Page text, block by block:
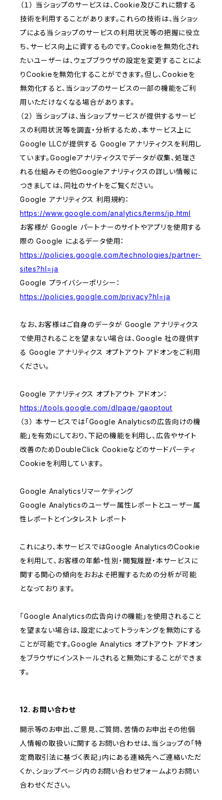
（１） 当ショップのサービスは、Cookie及びこれに類する
技術を利用することがあります。これらの技術は、当ショッ
プによる当ショップのサービスの利用状況等の把握に役立
ち、サービス向上に資するものです。Cookieを無効化され
たいユーザーは、ウェブブラウザの設定を変更することによ
りCookieを無効化することができます。但し、Cookieを
無効化すると、当ショップのサービスの一部の機能をご利
用いただけなくなる場合があります。
（２） 当ショップは、当ショップサービスが提供するサービ
スの利用状況等を調査・分析するため、本サービス上に
Google LLCが提供する Google アナリティクスを利用し
ています。Googleアナリティクスでデータが収集、処理さ
れる仕組みその他Googleアナリティクスの詳しい情報に
つきましては、同社のサイトをご覧ください。
Google アナリティクス 利用規約：
https://www.google.com/analytics/terms/jp.html
お客様が Google パートナーのサイトやアプリを使用する
際の Google によるデータ使用：
https://policies.google.com/technologies/partner-
sites?hl=ja
Google プライバシーポリシー：
https://policies.google.com/privacy?hl=ja
なお、お客様はご自身のデータが Google アナリティクス
で使用されることを望まない場合は、Google 社の提供す
る Google アナリティクス オプトアウト アドオンをご利用
ください。
Google アナリティクス オプトアウト アドオン：
https://tools.google.com/dlpage/gaoptout
（３） 本サービスでは「Google Analyticsの広告向けの機
能」を有効にしており、下記の機能を利用し、広告やサイト
改善のためDoubleClick Cookieなどのサードパーティ
Cookieを利用しています。
Google Analyticsリマーケティング
Google Analyticsのユーザー属性レポートとユーザー属
性レポートとインタレスト レポート
これにより、本サービスではGoogle AnalyticsのCookie
を利用して、お客様の年齢・性別・閲覧履歴・本サービスに
関する関心の傾向をおおよそ把握するための分析が可能
となっております。
「Google Analyticsの広告向けの機能」を使用されること
を望まない場合は、設定によってトラッキングを無効にする
ことが可能です。Google Analytics オプトアウト アドオン
をブラウザにインストールされると無効にすることができま
す。
12. お問い合わせ
開示等のお申出、ご意見、ご質問、苦情のお申出その他個
人情報の取扱いに関するお問い合わせは、当ショップの「特
定商取引法に基づく表記」内にある連絡先へご連絡いただ
くか、ショップページ内のお問い合わせフォームよりお問い
合わせください。